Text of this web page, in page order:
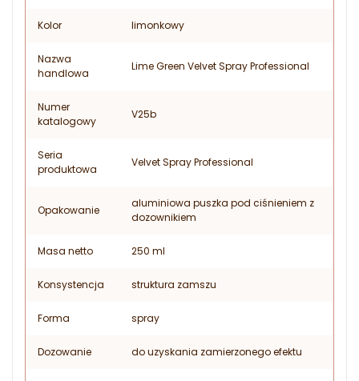
Kolor limonkowy
Nazwa
handlowa
Lime Green Velvet Spray Professional
Numer
katalogowy
V25b
Seria
produktowa
Velvet Spray Professional
Opakowanie
aluminiowa puszka pod ciśnieniem z
dozownikiem
Masa netto 250 ml
Konsystencja struktura zamszu
Forma spray
Dozowanie do uzyskania zamierzonego efektu